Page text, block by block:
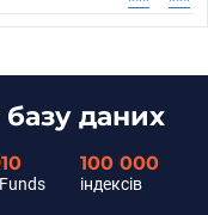
даних
100 000
індексів